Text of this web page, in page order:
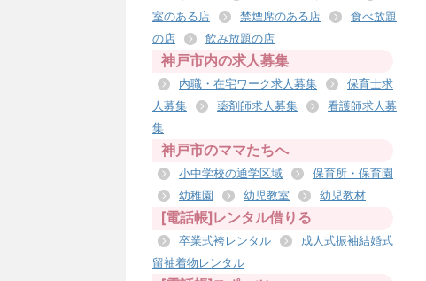
室のある店
禁煙席のある店
食べ放題
の店
飲み放題の店
神戸市内の求人募集
内職・在宅ワーク求人募集
保育士求
人募集
薬剤師求人募集
看護師求人募
集
神戸市のママたちへ
小中学校の通学区域
保育所・保育園
幼稚園
幼児教室 幼児教材
[電話帳]レンタル借りる
卒業式袴レンタル
成人式振袖結婚式
留袖着物レンタル